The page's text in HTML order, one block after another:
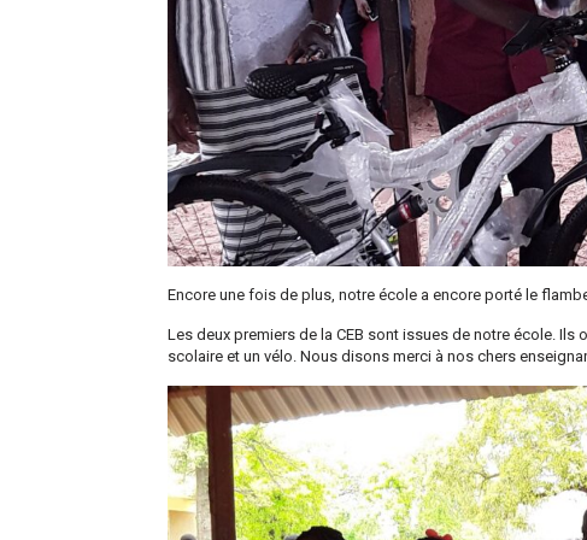
Encore une fois de plus, notre école a encore porté le
Les deux premiers de la CEB sont issues de notre école.
scolaire et un vélo. Nous disons merci à nos chers